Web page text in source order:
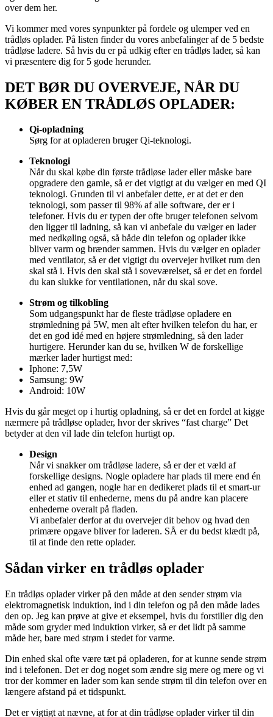
over dem her.
Vi kommer med vores synpunkter på fordele og ulemper ved en
trådløs oplader. På listen finder du vores anbefalinger af de 5 bedste
trådløse ladere. Så hvis du er på udkig efter en trådløs lader, så kan
vi præsentere dig for 5 gode herunder.
DET BØR DU OVERVEJE, NÅR DU
KØBER EN TRÅDLØS OPLADER:
Qi-opladning
Sørg for at opladeren bruger Qi-teknologi.
Teknologi
Når du skal købe din første trådløse lader eller måske bare
opgradere den gamle, så er det vigtigt at du vælger en med QI
teknologi. Grunden til vi anbefaler dette, er at det er den
teknologi, som passer til 98% af alle software, der er i
telefoner. Hvis du er typen der ofte bruger telefonen selvom
den ligger til ladning, så kan vi anbefale du vælger en lader
med nedkøling også, så både din telefon og oplader ikke
bliver varm og brænder sammen. Hvis du vælger en oplader
med ventilator, så er det vigtigt du overvejer hvilket rum den
skal stå i. Hvis den skal stå i soveværelset, så er det en fordel
du kan slukke for ventilationen, når du skal sove.
Strøm og tilkobling
Som udgangspunkt har de fleste trådløse opladere en
strømledning på 5W, men alt efter hvilken telefon du har, er
det en god idé med en højere strømledning, så den lader
hurtigere. Herunder kan du se, hvilken W de forskellige
mærker lader hurtigst med:
Iphone: 7,5W
Samsung: 9W
Android: 10W
Hvis du går meget op i hurtig opladning, så er det en fordel at kigge
nærmere på trådløse oplader, hvor der skrives “fast charge” Det
betyder at den vil lade din telefon hurtigt op.
Design
Når vi snakker om trådløse ladere, så er der et væld af
forskellige designs. Nogle opladere har plads til mere end én
enhed ad gangen, nogle har en dedikeret plads til et smart-ur
eller et stativ til enhederne, mens du på andre kan placere
enhederne overalt på fladen.
Vi anbefaler derfor at du overvejer dit behov og hvad den
primære opgave bliver for laderen. SÅ er du bedst klædt på,
til at finde den rette oplader.
Sådan virker en trådløs oplader
En trådløs oplader virker på den måde at den sender strøm via
elektromagnetisk induktion, ind i din telefon og på den måde lades
den op. Jeg kan prøve at give et eksempel, hvis du forstiller dig den
måde som gryder med induktion virker, så er det lidt på samme
måde her, bare med strøm i stedet for varme.
Din enhed skal ofte være tæt på opladeren, for at kunne sende strøm
ind i telefonen. Det er dog noget som ændre sig mere og mere og vi
tror der kommer en lader som kan sende strøm til din telefon over en
længere afstand på et tidspunkt.
Det er vigtigt at nævne, at for at din trådløse oplader virker til din